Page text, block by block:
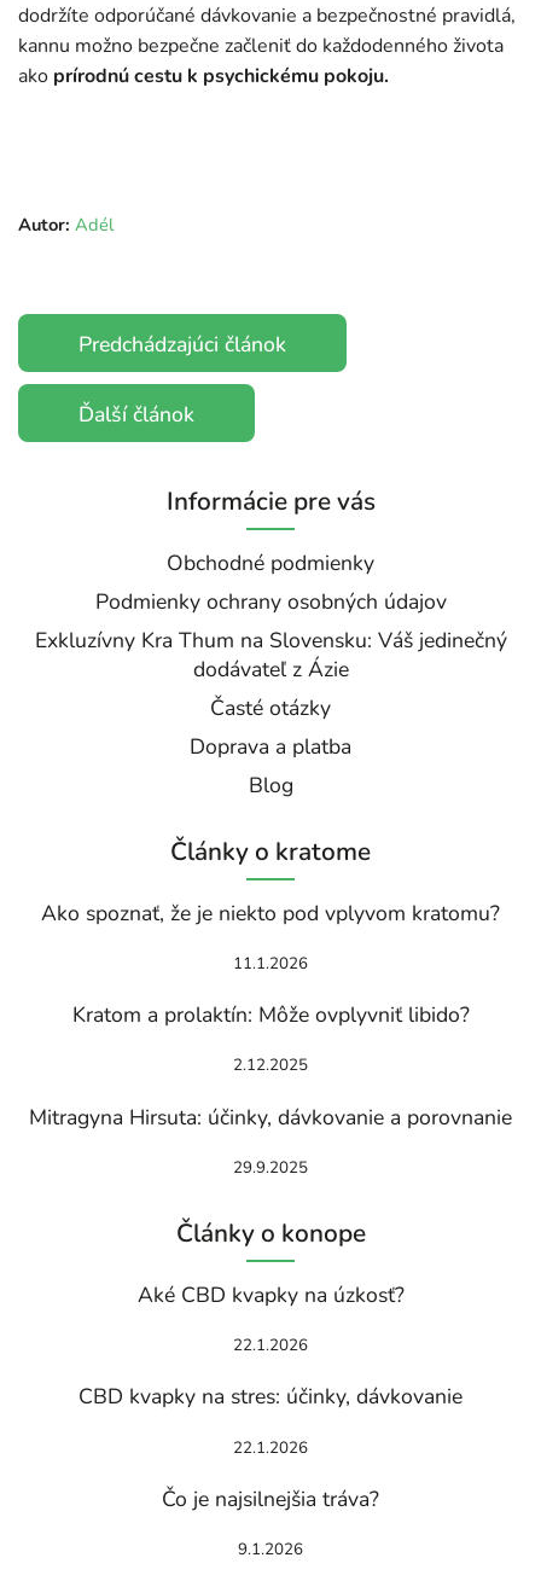
dodržíte odporúčané dávkovanie a bezpečnostné pravidlá,
kannu možno bezpečne začleniť do každodenného života
ako prírodnú cestu k psychickému pokoju.
Autor: Adél
Predchádzajúci článok
Ďalší článok
Informácie pre vás
Obchodné podmienky
Podmienky ochrany osobných údajov
Exkluzívny Kra Thum na Slovensku: Váš jedinečný
dodávateľ z Ázie
Časté otázky
Doprava a platba
Blog
Články o kratome
Ako spoznať, že je niekto pod vplyvom kratomu?
11.1.2026
Kratom a prolaktín: Môže ovplyvniť libido?
2.12.2025
Mitragyna Hirsuta: účinky, dávkovanie a porovnanie
29.9.2025
Články o konope
Aké CBD kvapky na úzkosť?
22.1.2026
CBD kvapky na stres: účinky, dávkovanie
22.1.2026
Čo je najsilnejšia tráva?
9.1.2026